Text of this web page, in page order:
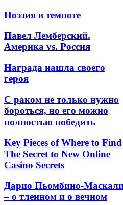
Поэзия в темноте
Павел Лемберский.
Америка vs. Россия
Награда нашла своего
героя
С раком не только нужно
бороться, но его можно
полностью победить
Key Pieces of Where to Find
The Secret to New Online
Casino Secrets
Дарио Пьомбино-
– о тленном и о вечном